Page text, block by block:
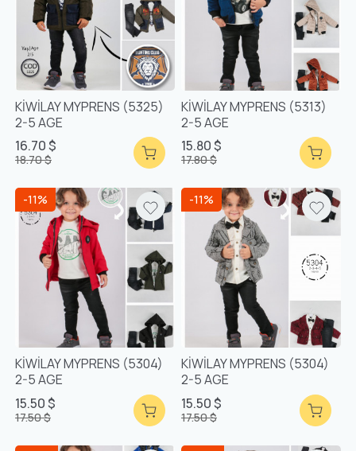
KİWİLAY MYPRENS (5325)
2-5 AGE
16.70 $
18.70 $
KİWİLAY MYPRENS (5313)
2-5 AGE
15.80 $
17.80 $
-11%
KİWİLAY MYPRENS (5304)
2-5 AGE
15.50 $
17.50 $
-11%
KİWİLAY MYPRENS (5304)
2-5 AGE
15.50 $
17.50 $